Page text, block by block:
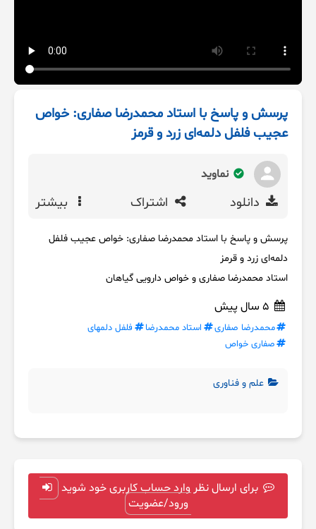
پرسش و پاسخ با استاد محمدرضا صفاری: خواص
عجیب فلفل دلمه‌ای زرد و قرمز
نماوید
دانلود اشتراک بیشتر
پرسش و پاسخ با استاد محمدرضا صفاری: خواص عجیب فلفل
دلمه‌ای زرد و قرمز
استاد محمدرضا صفاری و خواص دارویی گیاهان
محمدرضا صفاری استاد محمدرضا
فلفل دلمهای
صفاری خواص
علم و فناوری
برای ارسال نظر وارد حساب کاربری خود شوید
ورود/عضویت